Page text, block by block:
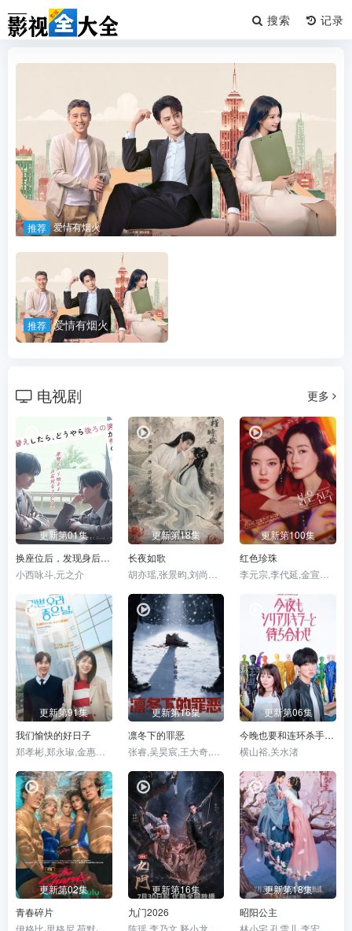
搜索
推荐 爱情有烟火
推荐 爱情有烟火
电视剧 更多
更新第01集
换座位后，发现身后的男生好像喜欢我
小西咏斗,元之介
更新第18集
长夜如歌
更新第100集
红色珍珠
更新第91集
我们愉快的好日子
更新第16集
凛冬下的罪恶
更新第06集
今晚也要和连环杀手约会
横山裕,关水渚
更新第02集
青春碎片
更新第16集
九门2026
更新第18集
昭阳公主